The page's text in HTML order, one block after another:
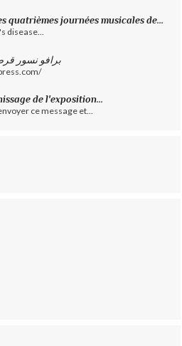
quatrièmes journées musicales de...
disease...
برافو نسور
de l'exposition...
ce message et...